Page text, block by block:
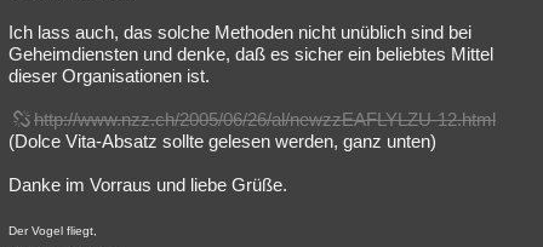
Ich lass auch, das solche Methoden nicht unüblich sind bei
Geheimdiensten und denke, daß es sicher ein beliebtes Mittel
dieser Organisationen ist.
http://www.nzz.ch/2005/06/26/al/newzzEAFLYLZU-12.html
(Dolce Vita-Absatz sollte gelesen werden, ganz unten)
Danke im Vorraus und liebe Grüße.
Der Vogel fliegt,